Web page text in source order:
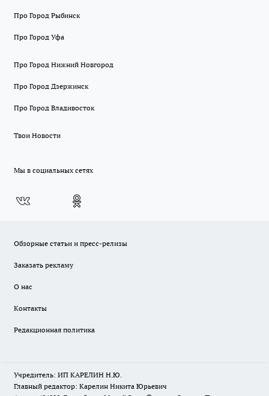
Про Город Рыбинск
Про Город Уфа
Про Город Нижний Новгород
Про Город Дзержинск
Про Город Владивосток
Твои Новости
Мы в социальных сетях
Обзорные статьи и пресс-релизы
Заказать рекламу
О нас
Контакты
Редакционная политика
Учредитель: ИП КАРЕЛИН Н.Ю.
Главный редактор: Карелин Никита Юрьевич